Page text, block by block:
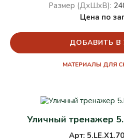
Размер (ДхШхВ):
Цена по
ДОБАВИТЬ В
МАТЕРИАЛЫ ДЛЯ
Уличный тренажер
Арт: